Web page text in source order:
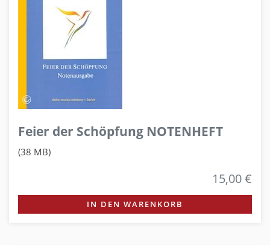
Feier der Schöpfung NOTENHEFT
(38 MB)
15,00 €
IN DEN WARENKORB